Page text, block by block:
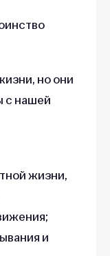
но они
с нашей
жизни,
и